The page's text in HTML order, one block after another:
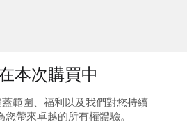
本次購買中
範圍、福利以及我們對您持續
您帶來卓越的所有權體驗。